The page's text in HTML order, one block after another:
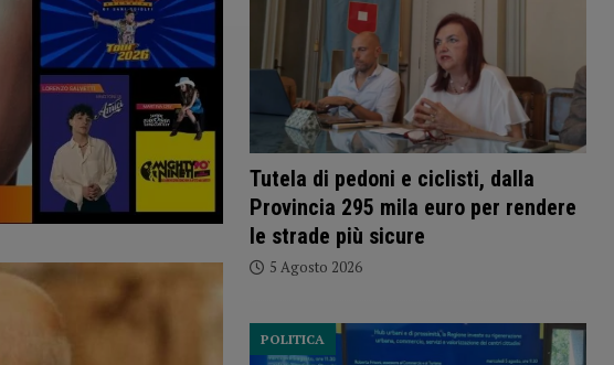
Tutela di pedoni e ciclisti, dalla
Provincia 295 mila euro per rendere
le strade più sicure
5 Agosto 2026
POLITICA